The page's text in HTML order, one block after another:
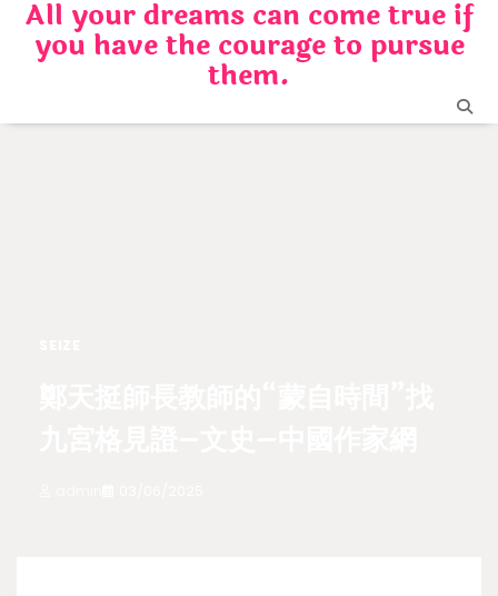
Skip
content
All your dreams can come true if
you have the courage to pursue
them.